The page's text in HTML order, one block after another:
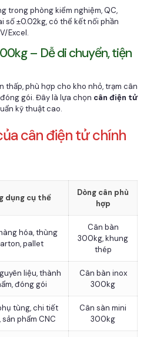
trong phòng kiểm nghiệm, QC,
số ±0.02kg, có thể kết nối phần
Excel.
– Dễ di chuyển, tiện
thấp, phù hợp cho kho nhỏ, trạm cân
gói. Đây là lựa chọn cân điện tử
kỹ thuật cao.
cân điện tử chính
dụng cụ thể
Dòng cân phù
hợp
hóa, thùng
pallet
Cân bàn
300kg, khung
thép
liệu, thành
đóng gói
Cân bàn inox
300kg
tùng, chi tiết
phẩm CNC
Cân sàn mini
300kg